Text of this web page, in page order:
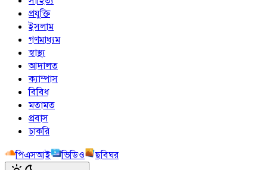
প্রযুক্তি
ইসলাম
গণমাধ্যম
স্বাস্থ্য
আদালত
ক্যাম্পাস
বিবিধ
মতামত
প্রবাস
চাকরি
পিএসআই
ভিডিও ছবিঘর